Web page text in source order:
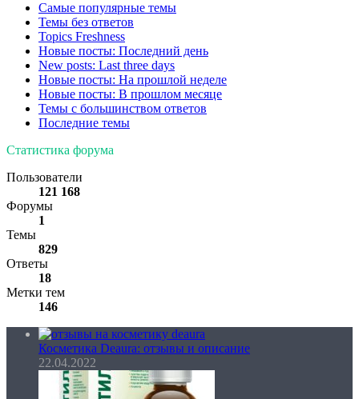
Самые популярные темы
Темы без ответов
Topics Freshness
Новые посты: Последний день
New posts: Last three days
Новые посты: На прошлой неделе
Новые посты: В прошлом месяце
Темы с большинством ответов
Последние темы
Статистика форума
Пользователи
121 168
Форумы
1
Темы
829
Ответы
18
Метки тем
146
Косметика Deaura: отзывы и описание
22.04.2022